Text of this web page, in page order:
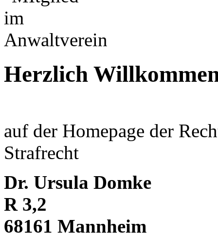
Herzlich
auf der Homepage der
Strafrecht
Dr. Ursula Domke
R 3,2
68161 Mannheim